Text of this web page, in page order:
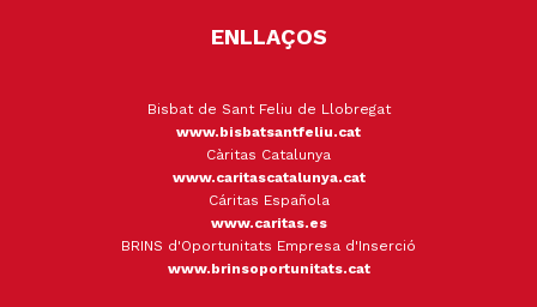
ENLLAÇOS
Bisbat de Sant Feliu de Llobregat
www.bisbatsantfeliu.cat
Càritas Catalunya
www.caritascatalunya.cat
Cáritas Española
www.caritas.es
BRINS d'Oportunitats Empresa d'Inserció
www.brinsoportunitats.cat